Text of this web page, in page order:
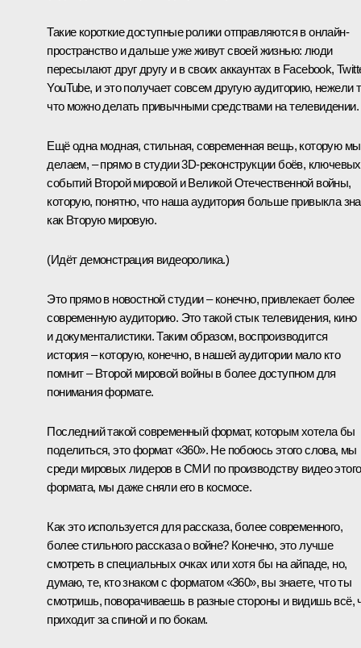
Такие короткие доступные ролики отправляются в онлайн-
пространство и дальше уже живут своей жизнью: люди
пересылают друг другу и в своих аккаунтах в Facebook,
YouTube, и это получает совсем другую аудиторию, нежели
что можно делать привычными средствами на телевидении.
Ещё одна модная, стильная, современная вещь, которую мы
делаем, – прямо в студии 3D-реконструкции боёв, ключевых
событий Второй мировой и Великой Отечественной войны,
которую, понятно, что наша аудитория больше привыкла
как Вторую мировую.
(Идёт демонстрация видеоролика.)
Это прямо в новостной студии – конечно, привлекает более
современную аудиторию. Это такой стык телевидения, кино
и документалистики. Таким образом, воспроизводится
история – которую, конечно, в нашей аудитории мало кто
помнит – Второй мировой войны в более доступном для
понимания формате.
Последний такой современный формат, которым хотела бы
поделиться, это формат «360». Не побоюсь этого слова, мы
среди мировых лидеров в СМИ по производству видео этого
формата, мы даже сняли его в космосе.
Как это используется для рассказа, более современного,
более стильного рассказа о войне? Конечно, это лучше
смотреть в специальных очках или хотя бы на айпаде, но,
думаю, те, кто знаком с форматом «360», вы знаете, что ты
смотришь, поворачиваешь в разные стороны и видишь всё,
приходит за спиной и по бокам.